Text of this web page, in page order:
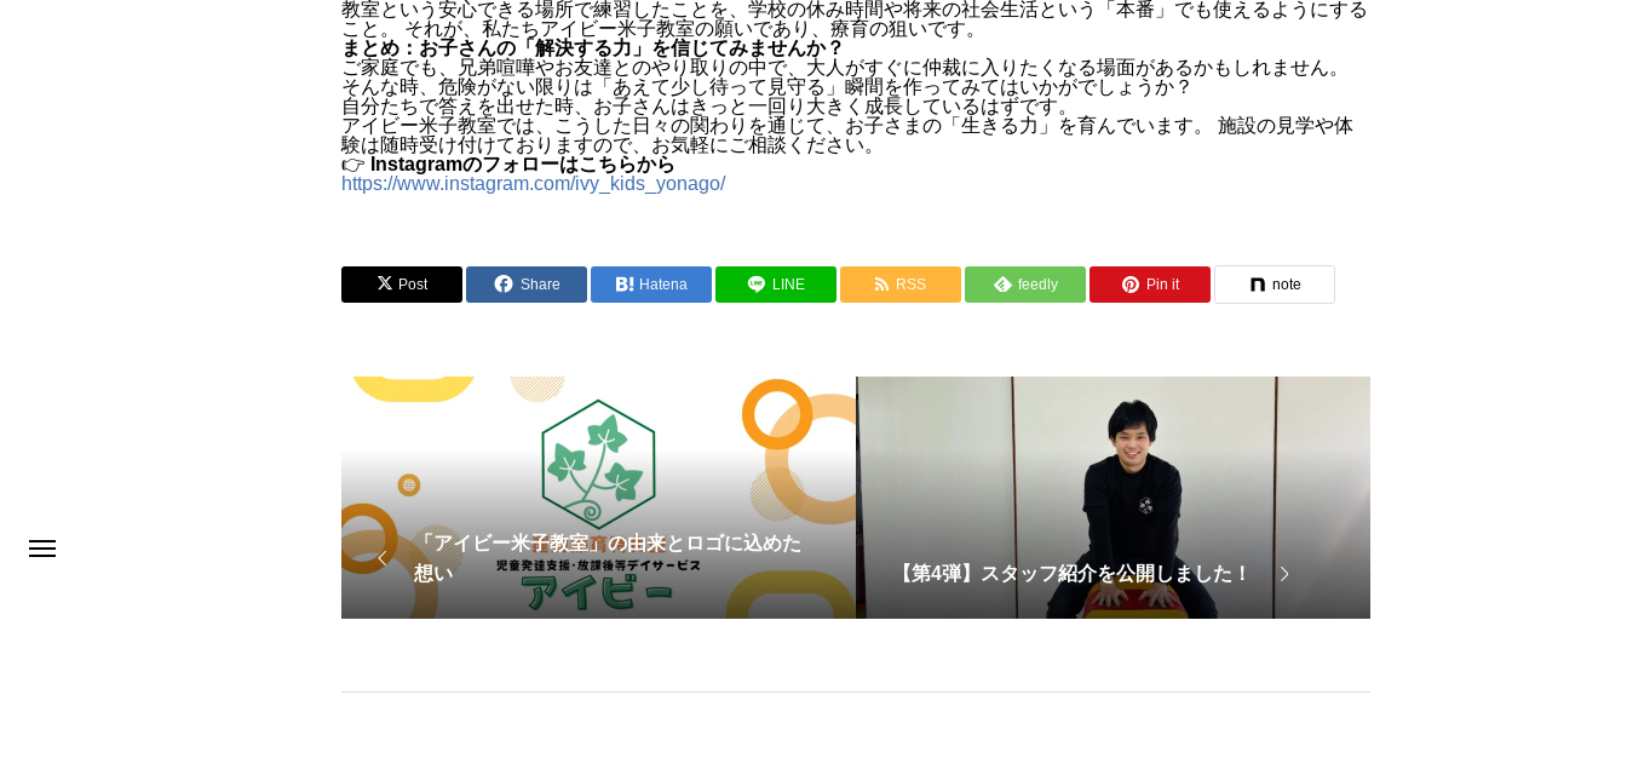
教室という安心できる場所で練習したことを、学校の休み時間や将来の社会生活という「本番」でも使えるようにする
こと。 それが、私たちアイビー米子教室の願いであり、療育の狙いです。
まとめ：お子さんの「解決する力」を信じてみませんか？
ご家庭でも、兄弟喧嘩やお友達とのやり取りの中で、大人がすぐに仲裁に入りたくなる場面があるかもしれません。
そんな時、危険がない限りは「あえて少し待って見守る」瞬間を作ってみてはいかがでしょうか？
自分たちで答えを出せた時、お子さんはきっと一回り大きく成長しているはずです。
アイビー米子教室では、こうした日々の関わりを通じて、お子さまの「生きる力」を育んでいます。 施設の見学や体
験は随時受け付けておりますので、お気軽にご相談ください。
👉 Instagramのフォローはこちらから
https://www.instagram.com/ivy_kids_yonago/
Post Share Hatena LINE RSS feedly Pin it note
「アイビー米子教室」の由来とロゴに込めた
想い
【第4弾】スタッフ紹介を公開しました！